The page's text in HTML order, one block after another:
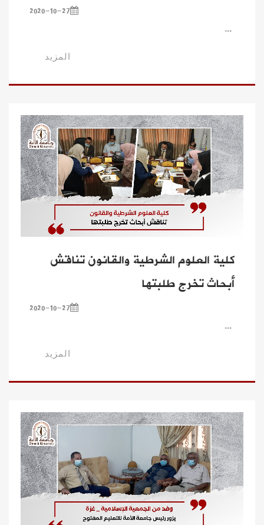
2020-10-27
...
المزيد
كلية العلوم الشرطية والقانون تناقش
أبحاث تخرج طلبتها
2020-10-27
...
المزيد